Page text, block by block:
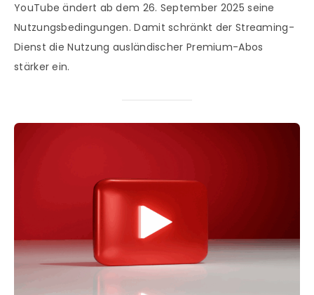
YouTube ändert ab dem 26. September 2025 seine
Nutzungsbedingungen. Damit schränkt der Streaming-
Dienst die Nutzung ausländischer Premium-Abos
stärker ein.